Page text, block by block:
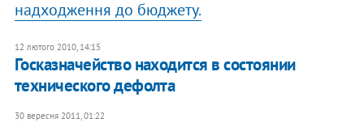
надходження до бюджету.
12 лютого 2010, 14:15
Госказначейство находится в состоянии
технического дефолта
30 вересня 2011, 01:22